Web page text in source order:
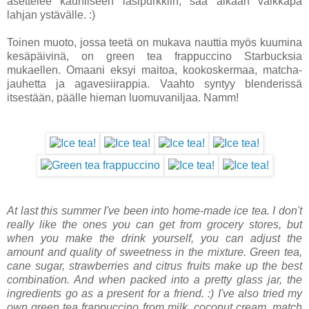
lahjan ystävälle. :)
Toinen muoto, jossa teetä on mukava nauttia myös kuumina
kesäpäivinä, on green tea frappuccino Starbucksia
mukaellen. Omaani eksyi maitoa, kookoskermaa, matcha-
jauhetta ja agavesiirappia. Vaahto syntyy blenderissä
itsestään, päälle hieman luomuvaniljaa. Namm!
At last this summer I've been into home-made ice tea. I don't
really like the ones you can get from grocery stores, but
when you make the drink yourself, you can adjust the
amount and quality of sweetness in the mixture. Green tea,
cane sugar, strawberries and citrus fruits make up the best
combination. And when packed into a pretty glass jar, the
ingredients go as a present for a friend. :) I've also tried my